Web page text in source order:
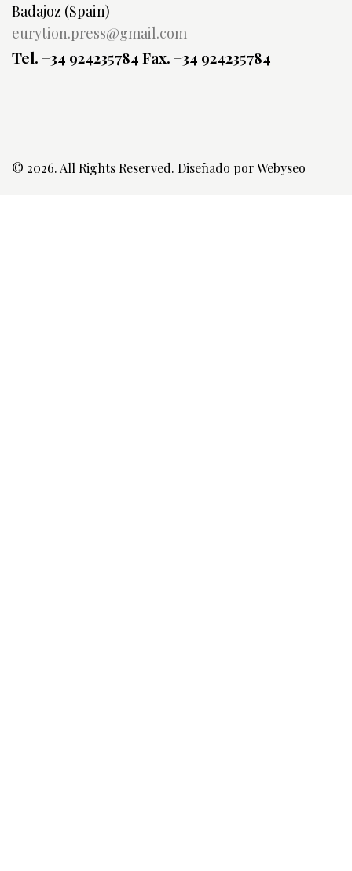
Badajoz (Spain)
eurytion.press@gmail.com
Tel. +34 924235784Fax. +34 924235784
© 2026. All Rights Reserved. Diseñado porWebyseo